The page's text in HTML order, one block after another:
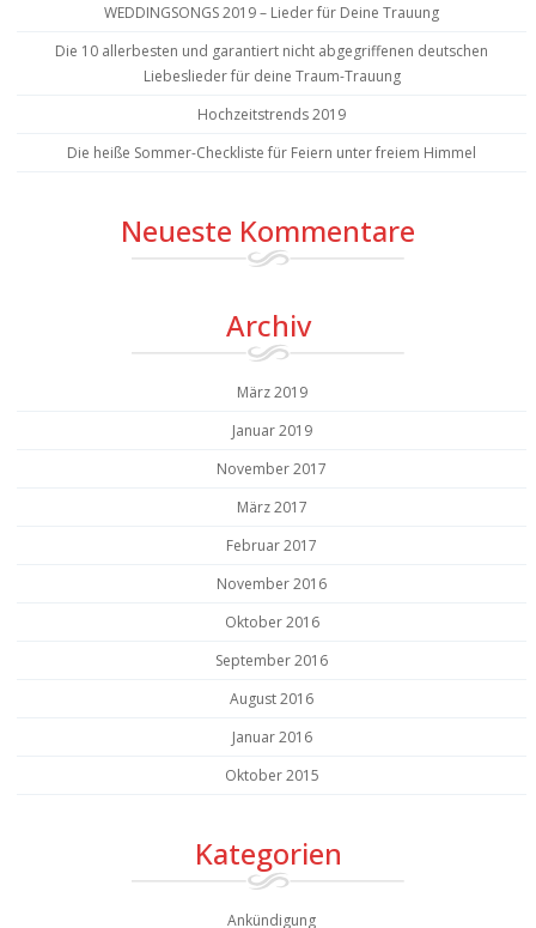
WEDDINGSONGS 2019 – Lieder für Deine Trauung
Die 10 allerbesten und garantiert nicht abgegriffenen deutschen
Liebeslieder für deine Traum-Trauung
Hochzeitstrends 2019
Die heiße Sommer-Checkliste für Feiern unter freiem Himmel
Neueste Kommentare
Archiv
März 2019
Januar 2019
November 2017
März 2017
Februar 2017
November 2016
Oktober 2016
September 2016
August 2016
Januar 2016
Oktober 2015
Kategorien
Ankündigung